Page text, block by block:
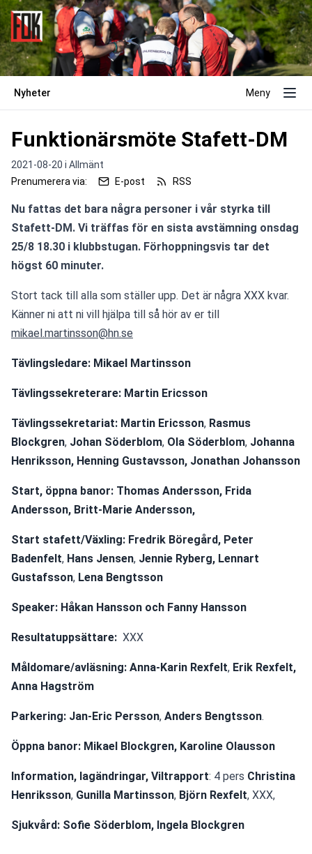
Nyheter Meny
Funktionärsmöte Stafett-DM
2021-08-20 i Allmänt
Prenumerera via:
E-post RSS
Nu fattas det bara några personer i vår styrka till
Stafett-DM. Vi träffas för en sista avstämning onsdag
25/8 18.30 i klubbstugan. Förhoppningsvis tar det
högst 60 minuter.
Stort tack till alla som ställer upp. Det är några XXX kvar.
mikael.martinsson@hn.se
Tävlingsledare: Mikael Martinsson
Tävlingssekreterare: Martin Ericsson
Tävlingssekretariat: Martin Ericsson, Rasmus
Blockgren, Johan Söderblom, Ola Söderblom, Johanna
Start, öppna banor: Thomas Andersson, Frida
Andersson, Britt-Marie Andersson,
Start stafett/Växling: Fredrik Böregård, Peter
Badenfelt, Hans Jensen, Jennie Ryberg, Lennart
Gustafsson, Lena Bengtsson
Speaker: Håkan Hansson och Fanny Hansson
Resultatuppsättare: XXX
Måldomare/avläsning: Anna-Karin Rexfelt, Erik Rexfelt,
Anna Hagström
Parkering: Jan-Eric Persson, Anders Bengtsson.
Öppna banor: Mikael Blockgren, Karoline Olausson
Information, lagändringar, Viltrapport: 4 pers Christina
Henriksson, Gunilla Martinsson, Björn Rexfelt, XXX,
Sjukvård: Sofie Söderblom, Ingela Blockgren